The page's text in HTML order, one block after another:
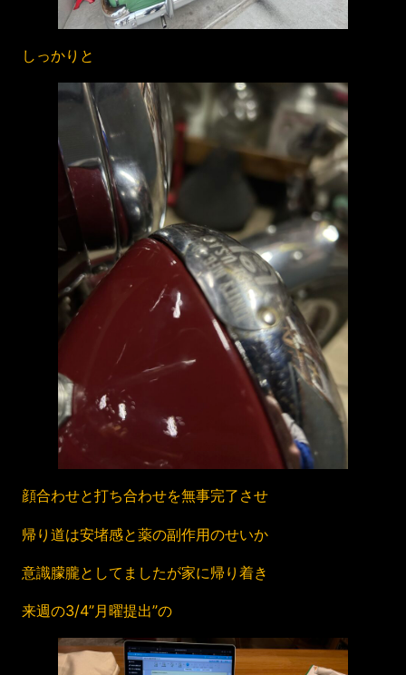
しっかりと
顔合わせと打ち合わせを無事完了させ
帰り道は安堵感と薬の副作用のせいか
意識朦朧としてましたが家に帰り着き
来週の3/4”月曜提出”の